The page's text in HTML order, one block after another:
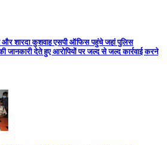
और शारदा कुशवाह एसपी ऑफिस पहुंचे जहां पुलिस
जानकारी देते हुए आरोपियों पर जल्द से जल्द कार्रवाई करने